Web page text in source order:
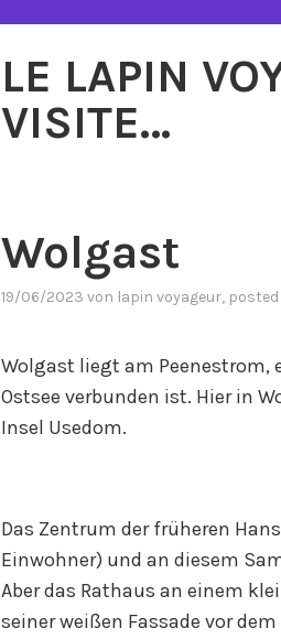
LE LAPIN
VISITE…
Wolgast
19/06/2023 von lapin voyageur, posted
Wolgast liegt am Peenestrom,
Ostsee verbunden ist. Hier in
Insel Usedom.
Das Zentrum der früheren
Einwohner) und an diesem
Aber das Rathaus an einem
seiner weißen Fassade vor